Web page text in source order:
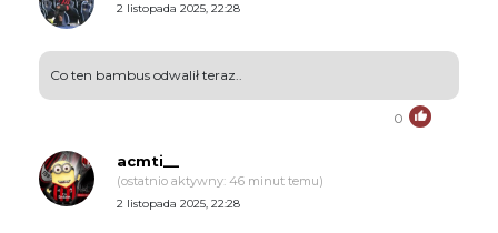
2 listopada 2025, 22:28
Co ten bambus odwalił teraz..
0
acmti__
(ostatnio aktywny: 46 minut temu)
2 listopada 2025, 22:28